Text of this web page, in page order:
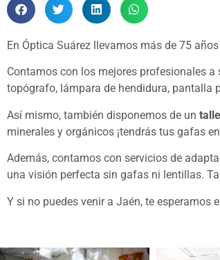
En Óptica Suárez llevamos más de 75
Contamos con los mejores profesionales
topógrafo, lámpara de hendidura, pantalla
Así mismo, también disponemos de un
minerales y orgánicos ¡tendrás tus gafas
Además, contamos con servicios de
una visión perfecta sin gafas ni lentillas.
Y si no puedes venir a Jaén, te esperamos